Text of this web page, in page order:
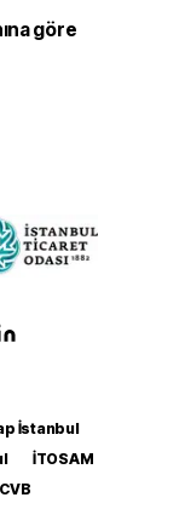
göre
İstanbul
İTOSAM